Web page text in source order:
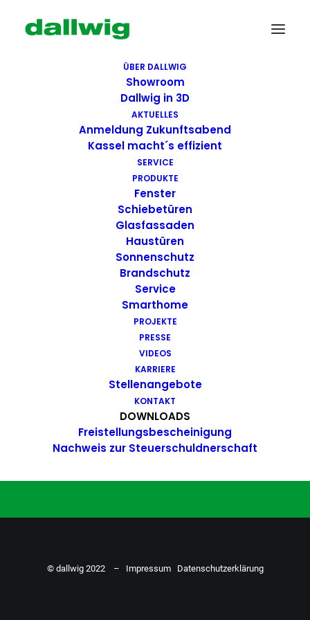
ÜBER DALLWIG
Showroom
Dallwig in 3D
AKTUELLES
Anmeldung Zukunftsabend
Kassel macht´s effizient
SERVICE
PRODUKTE
Fenster
Schiebetüren
Glasfassaden
Haustüren
Sonnenschutz
Brandschutz
Service
Smarthome
PROJEKTE
PRESSE
VIDEOS
KARRIERE
Stellenangebote
KONTAKT
DOWNLOADS
Freistellungsbescheinigung
Nachweis zur Steuerschuldnerschaft
Wir suchen Dich!
Dallwig bietet
Perspektive
Du hast Bock auf einen Job mit
Action. Bewirb dich ganz einfach
ZU DEN STELLENANGEBOTEN
© dallwig 2022 – Impressum Datenschutzerklärung